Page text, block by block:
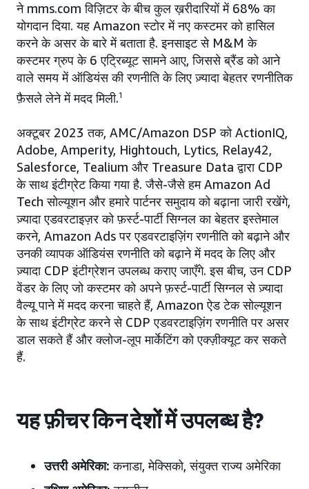
ने mms.com विज़िटर के बीच कुल ख़रीदारियों में 68% का
योगदान दिया. यह Amazon स्टोर में नए कस्टमर को हासिल
करने के असर के बारे में बताता है. इनसाइट से M&M के
कस्टमर ग्रुप के 6 एट्रिब्यूट सामने आए, जिससे ब्रैंड को आने
वाले समय में ऑडियंस की रणनीति के लिए ज़्यादा बेहतर रणनीतिक
फ़ैसले लेने में मदद मिली.1
अक्टूबर 2023 तक, AMC/Amazon DSP को ActionIQ,
Adobe, Amperity, Hightouch, Lytics, Relay42,
Salesforce, Tealium और Treasure Data द्वारा CDP
के साथ इंटीग्रेट किया गया है. जैसे-जैसे हम Amazon Ad
Tech सोल्यूशन और हमारे पार्टनर समुदाय को बढ़ाना जारी रखेंगे,
ज़्यादा एडवरटाइज़र को फ़र्स्ट-पार्टी सिग्नल का बेहतर इस्तेमाल
करने, Amazon Ads पर एडवरटाइज़िंग रणनीति को बढ़ाने और
उनकी व्यापक ऑडियंस रणनीति को बढ़ाने में मदद के लिए और
ज़्यादा CDP इंटीग्रेशन उपलब्ध कराए जाएँगे. इस बीच, उन CDP
वेंडर के लिए जो कस्टमर को अपने फ़र्स्ट-पार्टी सिग्नल से ज़्यादा
वैल्यू पाने में मदद करना चाहते हैं, Amazon ऐड टेक सोल्यूशन
के साथ इंटीग्रेट करने से CDP एडवरटाइज़िंग रणनीति पर असर
डाल सकते हैं और क्लोज-लूप मार्केटिंग को एक्ज़ीक्यूट कर सकते
हैं.
यह फ़ीचर किन देशों में उपलब्ध है?
उत्तरी अमेरिका: कनाडा, मेक्सिको, संयुक्त राज्य अमेरिका